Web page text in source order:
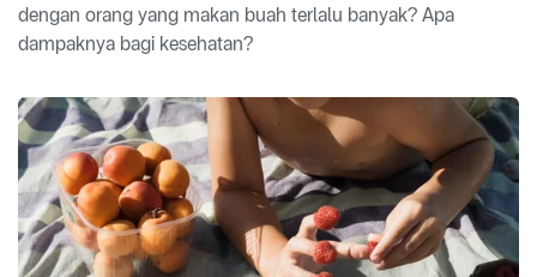
dengan orang yang makan buah terlalu banyak? Apa
dampaknya bagi kesehatan?